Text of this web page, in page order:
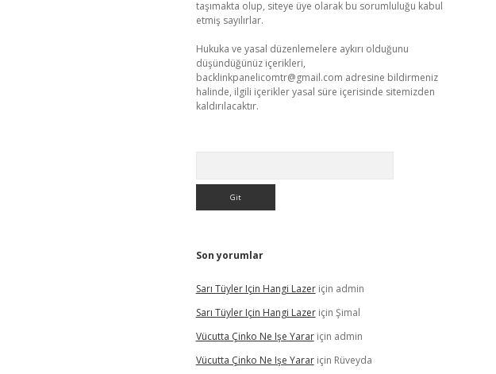
taşımakta olup, siteye üye olarak bu sorumluluğu kabul
etmiş sayılırlar.
Hukuka ve yasal düzenlemelere aykırı olduğunu
düşündüğünüz içerikleri,
backlinkpanelicomtr@gmail.com adresine bildirmeniz
halinde, ilgili içerikler yasal süre içerisinde sitemizden
kaldırılacaktır.
Son yorumlar
Sarı Tüyler Için Hangi Lazeriçin admin
Sarı Tüyler Için Hangi Lazeriçin Şimal
Vücutta Çinko Ne Işe Yarariçin admin
Vücutta Çinko Ne Işe Yarariçin Rüveyda